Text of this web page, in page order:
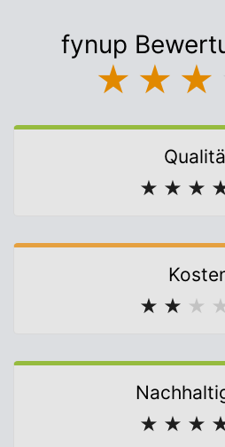
fynup
★ ★ ★
★ ★ ★
★ ★ ★
★ ★ ★